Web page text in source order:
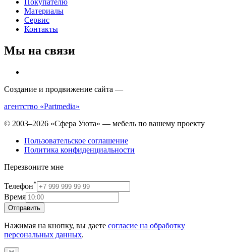
Покупателю
Материалы
Сервис
Контакты
Мы на связи
Создание и продвижение сайта —
агентство «Partmedia»
© 2003–2026 «Сфера Уюта» — мебель по вашему проекту
Пользовательское соглашение
Политика конфиденциальности
Перезвоните мне
Телефон*
Время
Отправить
Нажимая на кнопку, вы даете согласие на обработку
персональных данных.